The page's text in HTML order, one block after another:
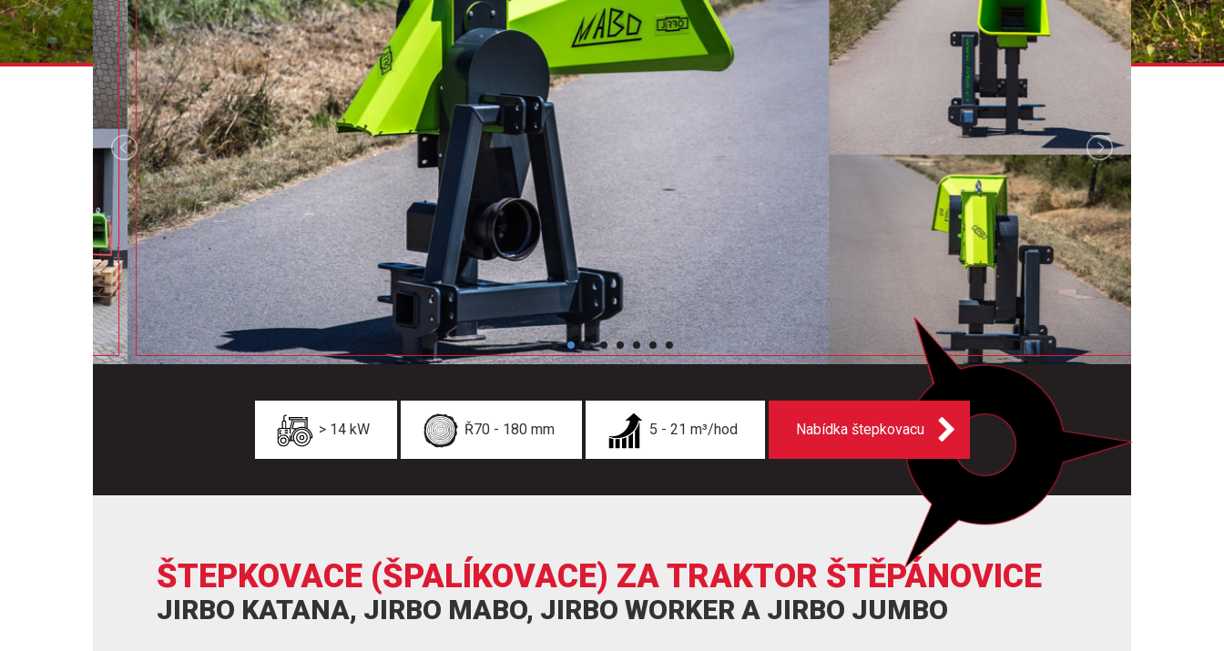
> 14 kW Ř70 - 180 mm 5 - 21 m³/hod Nabídka štepkovacu
ŠTEPKOVACE (ŠPALÍKOVACE) ZA TRAKTOR ŠTĚPÁNOVICE
JIRBO KATANA, JIRBO MABO, JIRBO WORKER A JIRBO JUMBO